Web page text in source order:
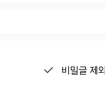
비밀글 제외